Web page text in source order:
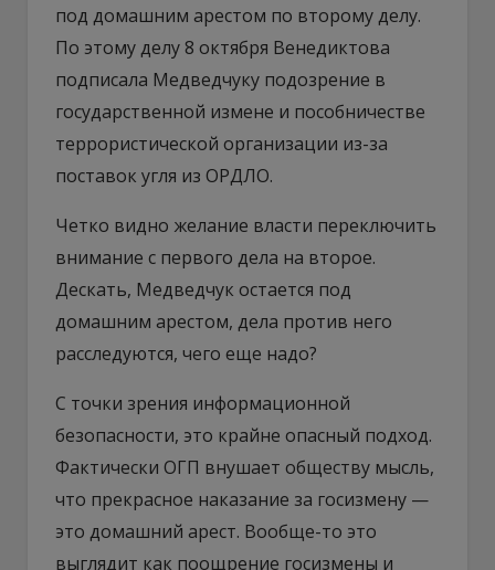
под домашним арестом по второму делу.
По этому делу 8 октября Венедиктова
подписала Медведчуку подозрение в
государственной измене и пособничестве
террористической организации из-за
поставок угля из ОРДЛО.
Четко видно желание власти переключить
внимание с первого дела на второе.
Дескать, Медведчук остается под
домашним арестом, дела против него
расследуются, чего еще надо?
С точки зрения информационной
безопасности, это крайне опасный подход.
Фактически ОГП внушает обществу мысль,
что прекрасное наказание за госизмену —
это домашний арест. Вообще-то это
выглядит как поощрение госизмены и